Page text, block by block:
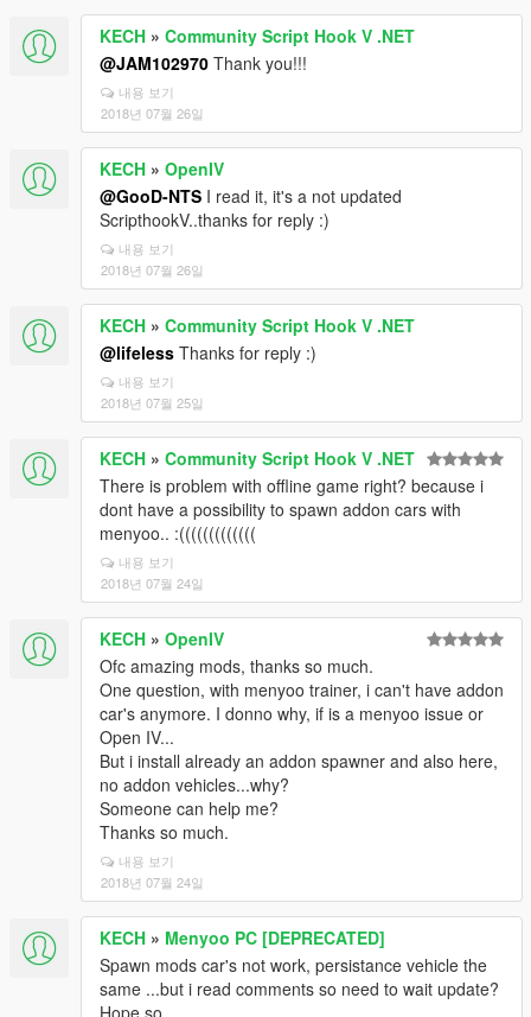
KECH » Community Script Hook V .NET
@JAM102970 Thank you!!!
내용 보기
2018년 07월 26일
KECH » OpenIV
@GooD-NTS I read it, it's a not updated
ScripthookV..thanks for reply :)
내용 보기
2018년 07월 26일
KECH » Community Script Hook V .NET
@lifeless Thanks for reply :)
내용 보기
2018년 07월 25일
KECH » Community Script Hook V .NET
There is problem with offline game right? because i
dont have a possibility to spawn addon cars with
menyoo.. :(((((((((((((
내용 보기
2018년 07월 24일
KECH » OpenIV
Ofc amazing mods, thanks so much.
One question, with menyoo trainer, i can't have addon
car's anymore. I donno why, if is a menyoo issue or
Open IV...
But i install already an addon spawner and also here,
no addon vehicles...why?
Someone can help me?
Thanks so much.
내용 보기
2018년 07월 24일
KECH » Menyoo PC [DEPRECATED]
Spawn mods car's not work, persistance vehicle the
same ...but i read comments so need to wait update?
Hope so..